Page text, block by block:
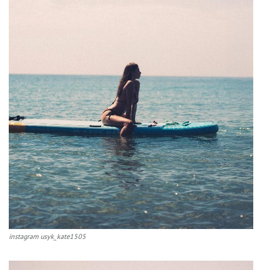
instagram usyk_kate1505